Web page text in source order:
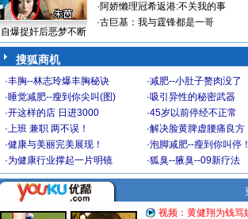
自爆捉奸后恶梦不断
·阿娇懒理冠希返港:不关我的事
·古巨基：我与霆锋都是一哥
搜狐商机
·丰胸--林志玲爆丰胸秘诀 ·减肥--小肚子赘肉没了
·睡觉减肥--瘦到你尖叫(图) ·吸引异性的秘密武器
·开这样的店 日进3000 ·45岁以前停经不正常
·上班 兼职 两不误！ ·解决脸黄脾虚腰痛良方
·健康与美丽完美展现！ ·泡脚减肥--瘦到你叫停！
·为健康行业撑起一片明镜 ·狐臭--腋臭--09新疗法